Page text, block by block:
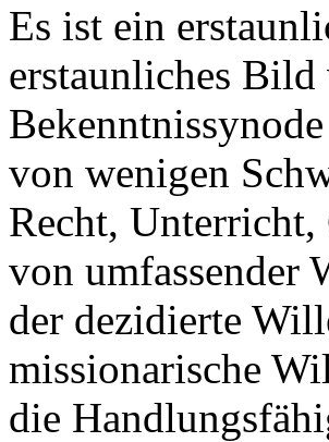
Es ist ein
erstaunliches
von wenigen
Recht, Unterricht,
von umfassender
der dezidierte
missionarische
die